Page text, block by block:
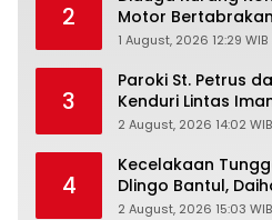
2
Motor
Mahasiswi
1 August, 2026 12:29 WIB
3
Paroki St. Petrus
Kenduri Lintas
Gunungkidul
2 August, 2026 14:02 WIB
4
Kecelakaan
Dlingo Bantul,
Jurang
2 August, 2026 15:03 WIB